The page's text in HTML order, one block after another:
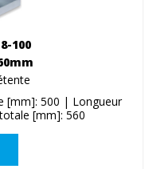
100
[mm]: 500 | Longueur
[mm]: 560